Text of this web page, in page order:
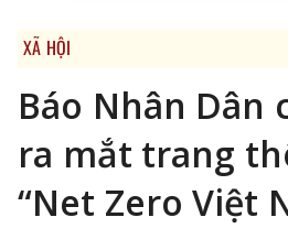
XÃ HỘI
Báo Nhân Dân
ra mắt trang
“Net Zero Việt